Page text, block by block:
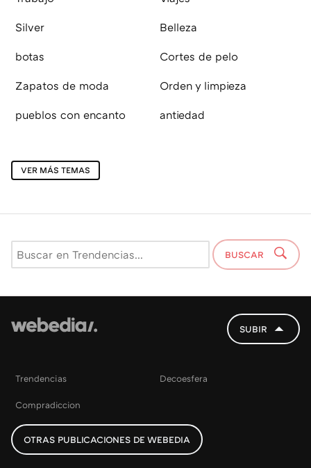
Silver Belleza
botas Cortes de pelo
Zapatos de moda Orden y limpieza
pueblos con encanto antiedad
VER MÁS TEMAS
BUSCAR
SUBIR
Trendencias Decoesfera
Compradiccion
OTRAS PUBLICACIONES DE WEBEDIA